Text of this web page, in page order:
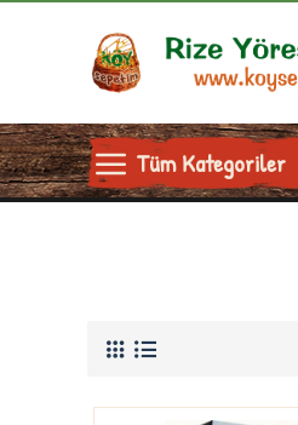
Tüm Kategoriler